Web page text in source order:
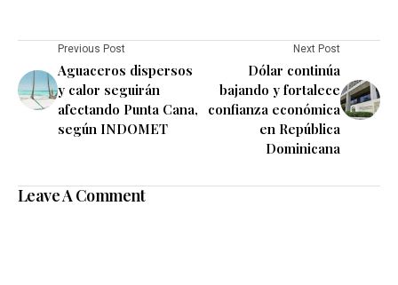
Previous Post
Aguaceros dispersos
y calor seguirán
afectando Punta Cana,
según INDOMET
Next Post
Dólar continúa
bajando y fortalece
confianza económica
en República
Dominicana
Leave A Comment